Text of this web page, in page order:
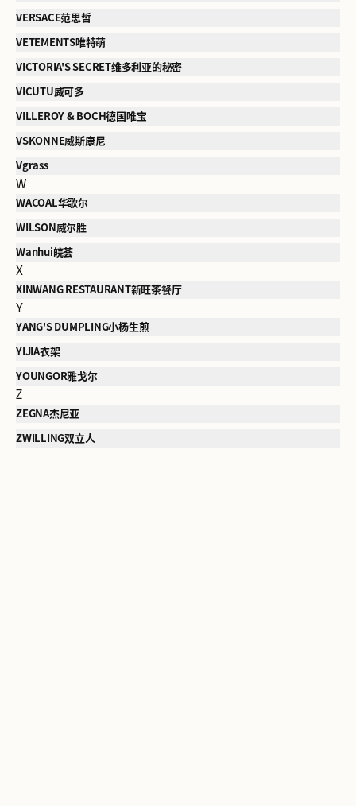
VERSACE范思哲
VETEMENTS唯特萌
VICTORIA'S SECRET维多利亚的秘密
VICUTU威可多
VILLEROY & BOCH德国唯宝
VSKONNE威斯康尼
Vgrass
W
WACOAL华歌尔
WILSON威尔胜
Wanhui皖荟
X
XINWANG RESTAURANT新旺茶餐厅
Y
YANG'S DUMPLING小杨生煎
YIJIA衣架
YOUNGOR雅戈尔
Z
ZEGNA杰尼亚
ZWILLING双立人